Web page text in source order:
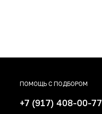
ПОМОЩЬ С ПОДБОРОМ
+7 (917) 408-00-77